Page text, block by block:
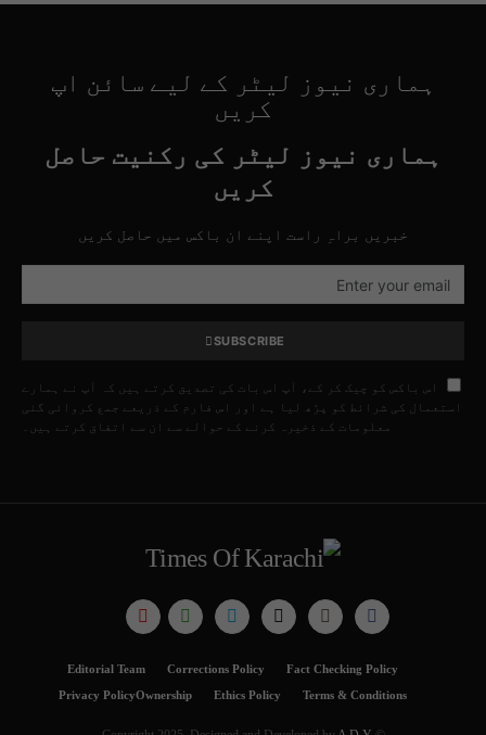
ہماری نیوز لیٹر کے لیے سائن اپ
کریں
ہماری نیوز لیٹر کی رکنیت حاصل
کریں
خبریں براہِ راست اپنے ان باکس میں حاصل کریں
SUBSCRIBE
اس باکس کو چیک کر کے، آپ اس بات کی تصدیق کرتے ہیں کہ آپ نے ہمارے
استعمال کی شرائط کو پڑھ لیا ہے اور اس فارم کے ذریعے جمع کروائی گئی
معلومات کے ذخیرہ کرنے کے حوالے سے ان سے اتفاق کرتے ہیں۔
Fact Checking Policy
Corrections Policy
Editorial Team
Terms & Conditions
Ethics Policy
Ownership
Privacy Policy